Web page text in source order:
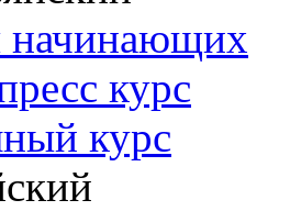
начинающих
курс
курс